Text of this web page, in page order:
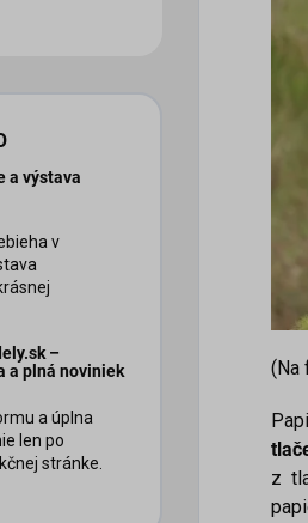
a výstava
v
–
a plná noviniek
a úplna
len po
stránke.
(Na
z